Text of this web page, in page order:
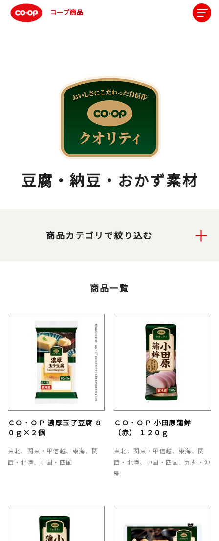
コープ商品
豆腐・納豆・おかず素材
商品カテゴリで絞り込む
商品一覧
ＣＯ・ＯＰ 濃厚玉子豆腐 ８
０ｇ×２個
東北、関東・甲信越、東海、関
西・北陸、中国・四国
ＣＯ・ＯＰ 小田原蒲鉾
（赤） １２０ｇ
東北、関東・甲信越、東海、関
西・北陸、中国・四国、九州・沖
縄